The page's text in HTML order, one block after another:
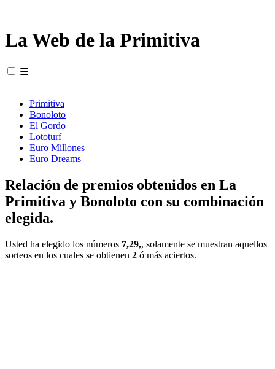
La Web de la Primitiva
☰
Primitiva
Bonoloto
El Gordo
Lototurf
Euro Millones
Euro Dreams
Relación de premios obtenidos en La
Primitiva y Bonoloto con su combinación
elegida.
Usted ha elegido los números 7,29,, solamente se muestran aquellos
sorteos en los cuales se obtienen 2 ó más aciertos.